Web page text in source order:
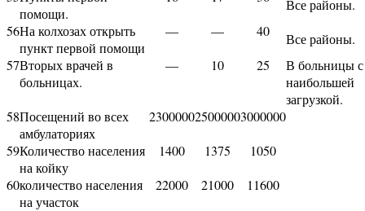
помощи.
Все районы.
56На колхозах открыть
пункт первой помощи
— — 40
Все районы.
57Вторых врачей в
больницах.
— 10 25
В больницы с
наибольшей
загрузкой.
58Посещений во всех
амбулаториях
230000025000003000000
59Количество населения
на койку
1400 1375
1050
60количество населения
на участок
22000 21000 11600